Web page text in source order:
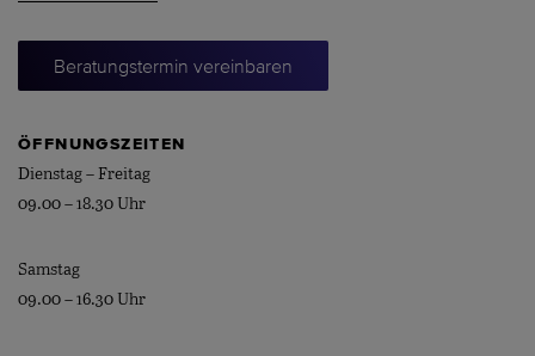
Beratungstermin vereinbaren
ÖFFNUNGSZEITEN
Dienstag – Freitag
09.00 – 18.30 Uhr
Samstag
09.00 – 16.30 Uhr